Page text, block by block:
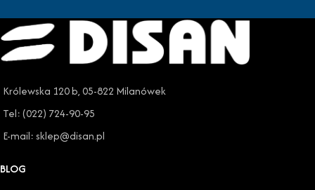
Królewska 120 b, 05-822 Milanówek
Tel: (022) 724-90-95
E-mail: sklep@disan.pl
BLOG